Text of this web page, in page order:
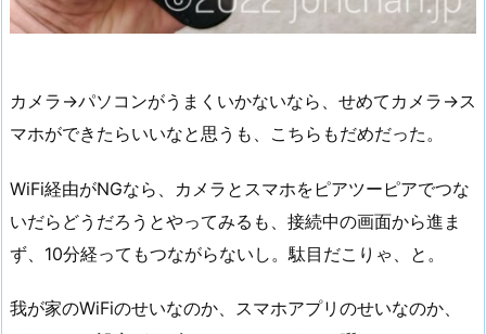
カメラ→パソコンがうまくいかないなら、せめてカメラ→ス
マホができたらいいなと思うも、こちらもだめだった。
WiFi経由がNGなら、カメラとスマホをピアツーピアでつな
いだらどうだろうとやってみるも、接続中の画面から進ま
ず、10分経ってもつながらないし。駄目だこりゃ、と。
我が家のWiFiのせいなのか、スマホアプリのせいなのか、